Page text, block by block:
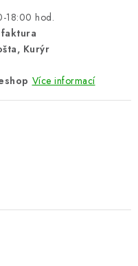
18:00 hod.
Kurýr
Více informací